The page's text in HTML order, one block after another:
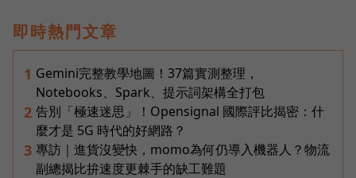
即時熱門文章
1 Gemini完整教學地圖！37篇實測整理，
Notebooks、Spark、提示詞架構全打包
2 告別「極速迷思」！Opensignal 國際評比揭密：什
麼才是 5G 時代的好網路？
3 專訪｜進貨沒變快，momo為何仍導入機器人？物流
副總揭比拚速度更棘手的缺工難題